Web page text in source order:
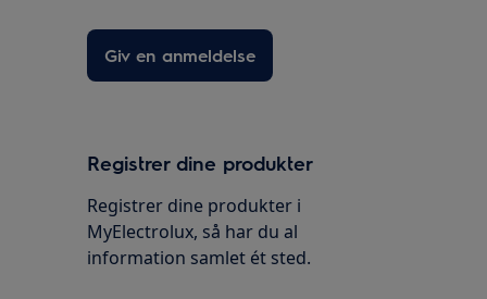
Giv en anmeldelse
Registrer dine produkter
Registrer dine produkter i
MyElectrolux, så har du al
information samlet ét sted.